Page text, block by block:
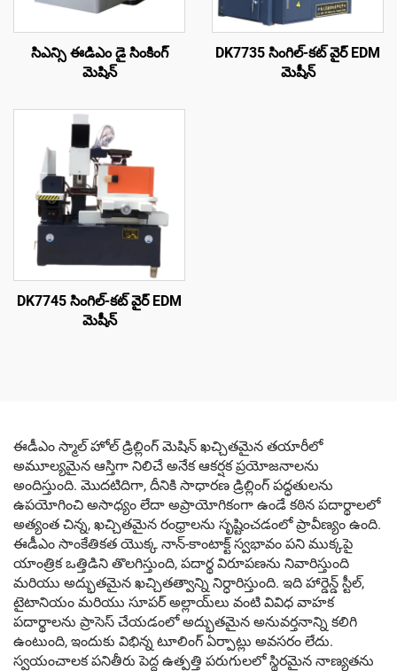
సిఎన్సి ఈడిఎం డై సింకింగ్
మెషిన్
DK7735 సింగిల్-కట్ వైర్ EDM
మెషీన్
DK7745 సింగిల్-కట్ వైర్ EDM
మెషీన్
ఈడీఎం స్మాల్ హోల్ డ్రిల్లింగ్ మెషిన్ ఖచ్చితమైన తయారీలో
అమూల్యమైన ఆస్తిగా నిలిచే అనేక ఆకర్షక ప్రయోజనాలను
అందిస్తుంది. మొదటిదిగా, దీనికి సాధారణ డ్రిల్లింగ్ పద్ధతులను
ఉపయోగించి అసాధ్యం లేదా అప్రాయోగికంగా ఉండే కఠిన పదార్థాలలో
అత్యంత చిన్న, ఖచ్చితమైన రంధ్రాలను సృష్టించడంలో ప్రావీణ్యం ఉంది.
ఈడీఎం సాంకేతికత యొక్క నాన్-కాంటాక్ట్ స్వభావం పని ముక్కపై
యాంత్రిక ఒత్తిడిని తొలగిస్తుంది, పదార్థ విరూపణను నివారిస్తుంది
మరియు అద్భుతమైన ఖచ్చితత్వాన్ని నిర్ధారిస్తుంది. ఇది హార్డెన్డ్ స్టీల్,
టైటానియం మరియు సూపర్ అల్లాయ్‌లు వంటి వివిధ వాహక
పదార్థాలను ప్రాసెస్ చేయడంలో అద్భుతమైన అనువర్తనాన్ని కలిగి
ఉంటుంది, ఇందుకు విభిన్న టూలింగ్ ఏర్పాట్లు అవసరం లేదు.
స్వయంచాలక పనితీరు పెద్ద ఉత్పత్తి పరుగులలో స్థిరమైన నాణ్యతను